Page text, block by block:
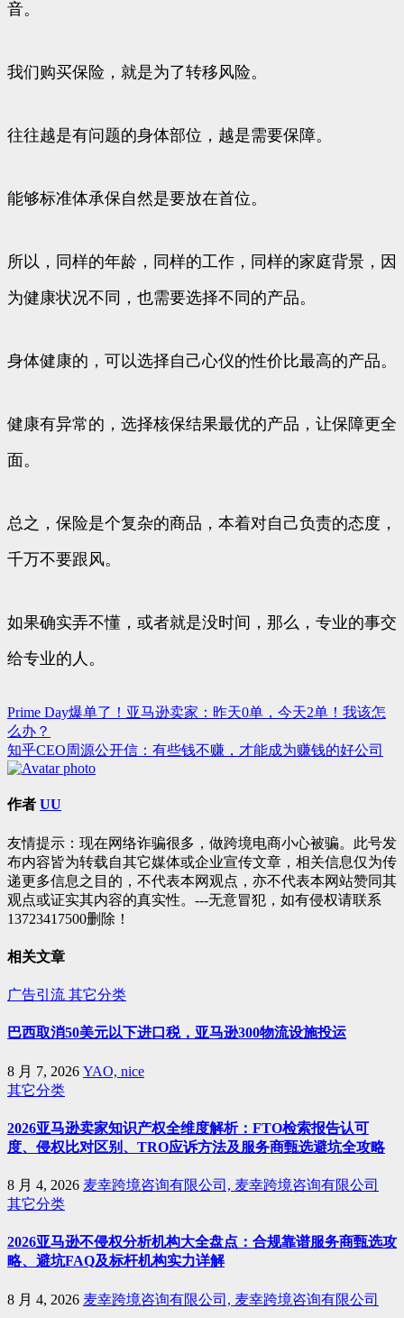
音。
我们购买保险，就是为了转移风险。
往往越是有问题的身体部位，越是需要保障。
能够标准体承保自然是要放在首位。
所以，同样的年龄，同样的工作，同样的家庭背景，因
为健康状况不同，也需要选择不同的产品。
身体健康的，可以选择自己心仪的性价比最高的产品。
健康有异常的，选择核保结果最优的产品，让保障更全
面。
总之，保险是个复杂的商品，本着对自己负责的态度，
千万不要跟风。
如果确实弄不懂，或者就是没时间，那么，专业的事交
给专业的人。
文
章
导
航
Prime Day爆单了！亚马逊卖家：昨天0单，今天2单！我该怎
么办？
知乎CEO周源公开信：有些钱不赚，才能成为赚钱的好公司
作者 UU
友情提示：现在网络诈骗很多，做跨境电商小心被骗。此号发
布内容皆为转载自其它媒体或企业宣传文章，相关信息仅为传
递更多信息之目的，不代表本网观点，亦不代表本网站赞同其
观点或证实其内容的真实性。---无意冒犯，如有侵权请联系
13723417500删除！
相关文章
广告引流 其它分类
巴西取消50美元以下进口税，亚马逊300物流设施投运
8 月 7, 2026 YAO, nice
其它分类
2026亚马逊卖家知识产权全维度解析：FTO检索报告认可
度、侵权比对区别、TRO应诉方法及服务商甄选避坑全攻略
8 月 4, 2026 麦幸跨境咨询有限公司, 麦幸跨境咨询有限公司
其它分类
2026亚马逊不侵权分析机构大全盘点：合规靠谱服务商甄选攻
略、避坑FAQ及标杆机构实力详解
8 月 4, 2026 麦幸跨境咨询有限公司, 麦幸跨境咨询有限公司